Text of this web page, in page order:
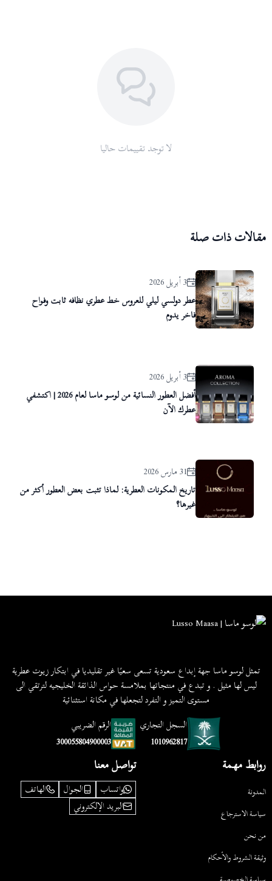
لا توجد تقييمات حاليا
مقالات ذات صلة
3 أبريل 2026
عطر دولسي ليلي للعروس خط عطري نظافه ثابت وفواح
فاخر يدوم
3 أبريل 2026
أفضل العطور النسائية من لوسو ماسا لعام 2026 | اكتشفي
عطرك الآن
31 مارس 2026
تاريخ المكونات العطرية: لماذا تثبت بعض العطور أكثر من
غيرها؟
تمثل لوسو ماسا جهة إبداع سعودية تسعى سعيًا غير تقليديا في ابتكار زيوت عطرية
ليس لها مثيل . و تبدع في منتجاتها بملامسة حواس الذائقة الخليجيه لترتقي الى
مستوى التميز و التفرد لتجعلها في مكانة استثنائية
السجل التجاري
1010962817
الرقم الضريبي
300055804900003
روابط مهمة
المدونة
سياسة الاسترجاع
من نحن
وثيقة الشروط والأحكام
تواصل معنا
واتساب الجوال
الهاتف
البريد الإلكتروني